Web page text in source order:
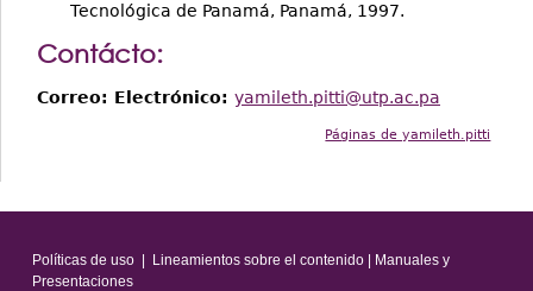
Tecnológica de Panamá, Panamá, 1997.
Contácto:
Correo: Electrónico: yamileth.pitti@utp.ac.pa
Páginas de yamileth.pitti
Políticas de uso| Lineamientos sobre el contenido|
Manuales y
Presentaciones